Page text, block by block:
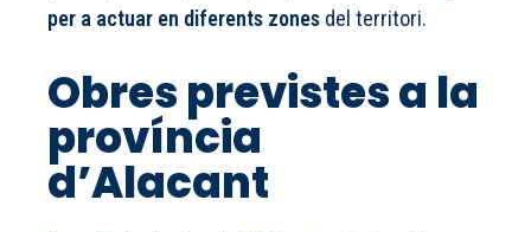
per a actuar en diferents zones del territori.
Obres previstes a la
província
d’Alacant